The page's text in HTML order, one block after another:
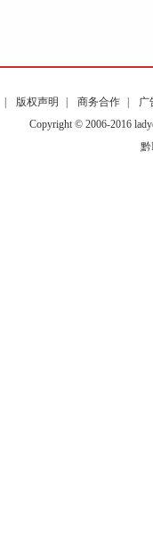
版权声明 商务合作
广
Copyright © 2006-2016
黔